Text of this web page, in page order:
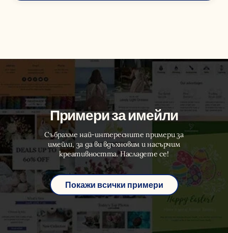
Примери за имейли
Събрахме най-интересните примери за
имейли, за да ви вдъхновим и насърчим
креативността. Насладете се!
Покажи всички примери